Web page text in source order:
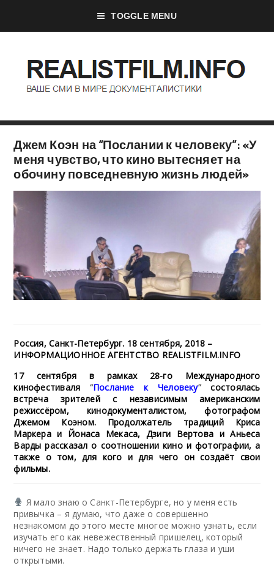
TOGGLE MENU
Джем Коэн на “Послании к человеку”: «У
меня чувство, что кино вытесняет на
обочину повседневную жизнь людей»
Россия, Санкт-Петербург. 18 сентября, 2018 –
ИНФОРМАЦИОННОЕ АГЕНТСТВО REALISTFILM.INFO
17 сентября в рамках 28-го Международного
кинофестиваля “Послание к Человеку”состоялась
встреча зрителей с независимым американским
режиссёром, кинодокументалистом, фотографом
Джемом Коэном. Продолжатель традиций Криса
Маркера и Йонаса Мекаса, Дзиги Вертова и Аньеса
Варды рассказал о соотношении кино и фотографии, а
также о том, для кого и для чего он создаёт свои
фильмы.
Я мало знаю о Санкт-Петербурге, но у меня есть
привычка – я думаю, что даже о совершенно
незнакомом до этого месте многое можно узнать, если
изучать его как невежественный пришелец, который
ничего не знает. Надо только держать глаза и уши
открытыми.